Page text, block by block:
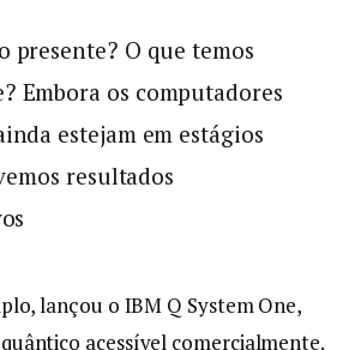
presente? O que temos
Embora os computadores
estejam em estágios
resultados
lançou o IBM Q System One,
acessível comercialmente.